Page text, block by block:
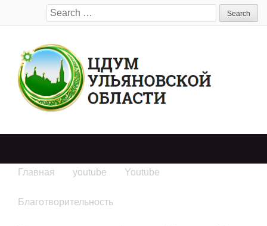
Search
for:
Главная youtube Youtube
Благотворительность